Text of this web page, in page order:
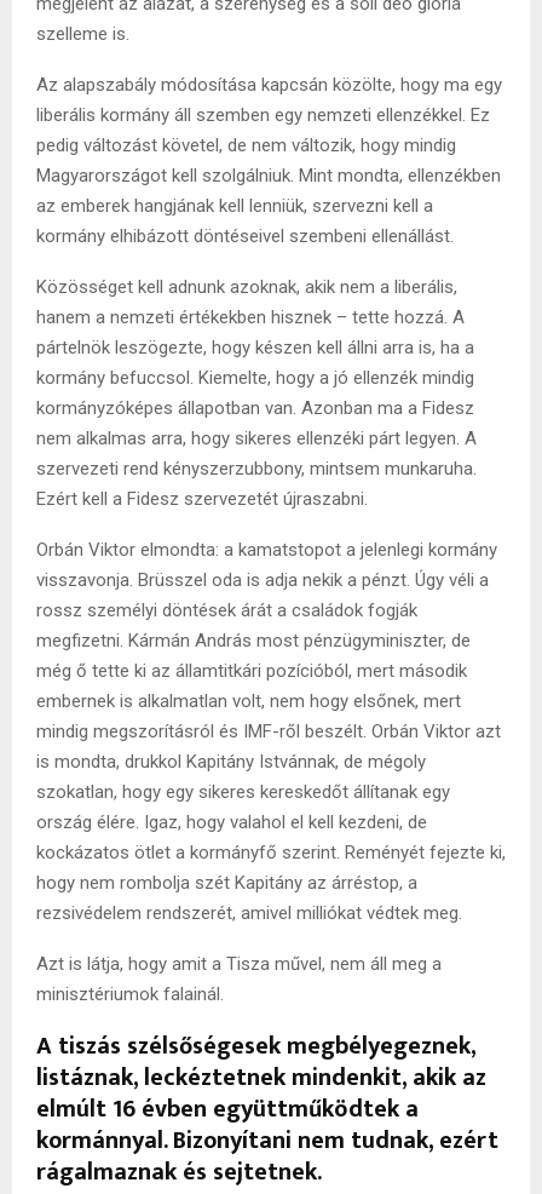
szelleme is.
Az alapszabály módosítása kapcsán közölte, hogy ma egy
liberális kormány áll szemben egy nemzeti ellenzékkel. Ez
pedig változást követel, de nem változik, hogy mindig
Magyarországot kell szolgálniuk. Mint mondta, ellenzékben
az emberek hangjának kell lenniük, szervezni kell a
kormány elhibázott döntéseivel szembeni ellenállást.
Közösséget kell adnunk azoknak, akik nem a liberális,
hanem a nemzeti értékekben hisznek – tette hozzá. A
pártelnök leszögezte, hogy készen kell állni arra is, ha a
kormány befuccsol. Kiemelte, hogy a jó ellenzék mindig
kormányzóképes állapotban van. Azonban ma a Fidesz
nem alkalmas arra, hogy sikeres ellenzéki párt legyen. A
szervezeti rend kényszerzubbony, mintsem munkaruha.
Ezért kell a Fidesz szervezetét újraszabni.
Orbán Viktor elmondta: a kamatstopot a jelenlegi kormány
visszavonja. Brüsszel oda is adja nekik a pénzt. Úgy véli a
rossz személyi döntések árát a családok fogják
megfizetni. Kármán András most pénzügyminiszter, de
még ő tette ki az államtitkári pozícióból, mert második
embernek is alkalmatlan volt, nem hogy elsőnek, mert
mindig megszorításról és IMF-ről beszélt. Orbán Viktor azt
is mondta, drukkol Kapitány Istvánnak, de mégoly
szokatlan, hogy egy sikeres kereskedőt állítanak egy
ország élére. Igaz, hogy valahol el kell kezdeni, de
kockázatos ötlet a kormányfő szerint. Reményét fejezte ki,
hogy nem rombolja szét Kapitány az árréstop, a
rezsivédelem rendszerét, amivel milliókat védtek meg.
Azt is látja, hogy amit a Tisza művel, nem áll meg a
minisztériumok falainál.
A tiszás szélsőségesek megbélyegeznek,
listáznak, leckéztetnek mindenkit, akik az
elmúlt 16 évben együttműködtek a
kormánnyal. Bizonyítani nem tudnak, ezért
rágalmaznak és sejtetnek.